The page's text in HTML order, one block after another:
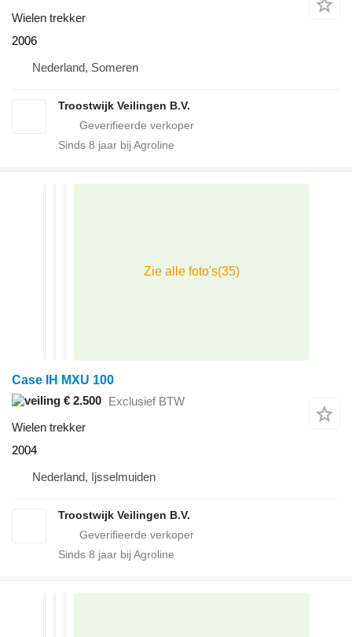
Wielen trekker
2006
Nederland, Someren
Troostwijk Veilingen B.V.
Sinds 8 jaar bij Agroline
Case IH MXU 100
€ 2.500 Exclusief BTW
Wielen trekker
2004
Nederland, Ijsselmuiden
Troostwijk Veilingen B.V.
Sinds 8 jaar bij Agroline